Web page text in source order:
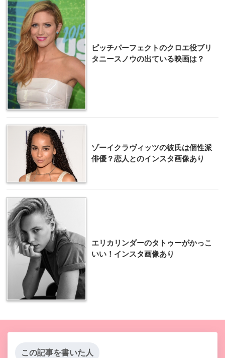
ピッチパーフェクトのクロエ役ブリ
タニースノウの出ている映画は？
ゾーイクラヴィッツの彼氏は個性派
俳優？恋人とのインスタ画像あり
エリカリンダーのタトゥーがかっこ
いい！インスタ画像あり
この記事を書いた人